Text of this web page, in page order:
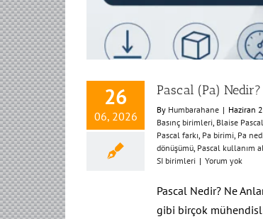
26
06, 2026
Pascal (Pa)
By Humbarahane | Haziran
Basınç birimleri Blaise Pascal
Pascal farkı Pa birimi Pa
dönüşümü Pascal kullanım
SI birimleri | Yorum yok
Pascal Nedir? Ne
gibi birçok